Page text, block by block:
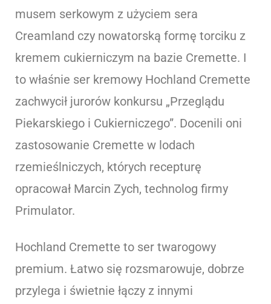
musem serkowym z użyciem sera
Creamland czy nowatorską formę torciku z
kremem cukierniczym na bazie Cremette. I
to właśnie ser kremowy Hochland Cremette
zachwycił jurorów konkursu „Przeglądu
Piekarskiego i Cukierniczego”. Docenili oni
zastosowanie Cremette w lodach
rzemieślniczych, których recepturę
opracował Marcin Zych, technolog firmy
Primulator.
Hochland Cremette to ser twarogowy
premium. Łatwo się rozsmarowuje, dobrze
przylega i świetnie łączy z innymi